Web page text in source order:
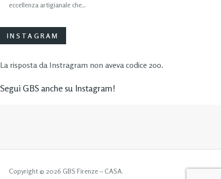
eccellenza artigianale che…
INSTAGRAM
La risposta da Instragram non aveva codice 200.
Segui GBS anche su Instagram!
Copyright © 2026 GBS Firenze – CASA.